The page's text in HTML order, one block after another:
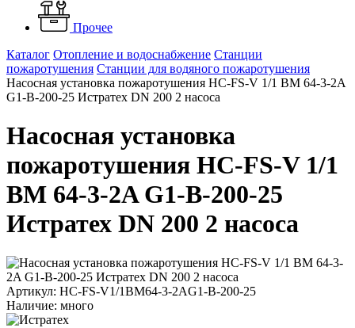
Прочее
Каталог Отопление и водоснабжение Станции
пожаротушения Станции для водяного пожаротушения
Насосная установка пожаротушения HC-FS-V 1/1 BM 64-3-2A
G1-B-200-25 Истратех DN 200 2 насоса
Насосная установка
пожаротушения HC-FS-V 1/1
BM 64-3-2A G1-B-200-25
Истратех DN 200 2 насоса
Артикул: HC-FS-V1/1BM64-3-2AG1-B-200-25
Наличие: много